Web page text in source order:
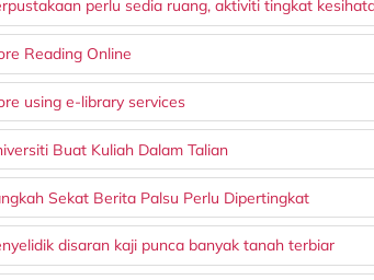
perlu sedia ruang, aktiviti tingkat
Reading Online
using e-library services
Buat Kuliah Dalam Talian
Sekat Berita Palsu Perlu Dipertingkat
disaran kaji punca banyak tanah terbiar